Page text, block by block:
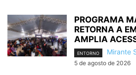
PROGRAMA
RETORNA A
AMPLIA
ENTORNO Mirante
5 de agosto de 2026